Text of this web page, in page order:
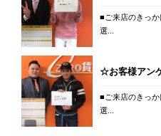
■ご来店のきっか
選...
☆お客様アン
■ご来店のきっか
選...